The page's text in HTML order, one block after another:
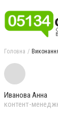
Головна
Иванова Анна
контент-